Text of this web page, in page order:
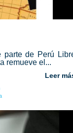
parte de Perú
remueve el...
Leer